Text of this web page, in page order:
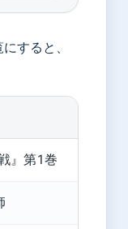
すると、
』第1巻